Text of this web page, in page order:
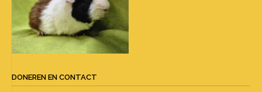
DONEREN EN CONTACT